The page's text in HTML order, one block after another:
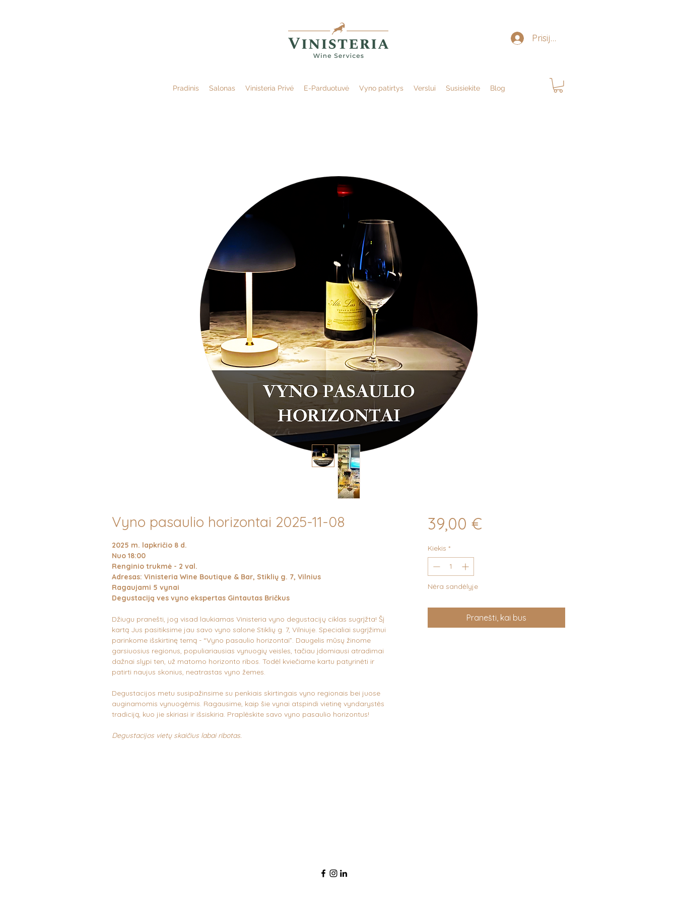
Pradinis Salonas Vinisteria Privé E-Parduotuvė Vyno patirtys Verslui Susisiekite Blog
Prisijungti
Vyno pasaulio horizontai 2025-11-08
2025 m. lapkričio 8 d.
Nuo 18:00
Renginio trukmė - 2 val.
Adresas: Vinisteria Wine Boutique & Bar, Stiklių g. 7, Vilnius
Ragaujami 5 vynai
Degustaciją ves vyno ekspertas Gintautas Bričkus
Džiugu pranešti, jog visad laukiamas Vinisteria vyno degustacijų ciklas sugrįžta! Šį
kartą Jus pasitiksime jau savo vyno salone Stiklių g. 7, Vilniuje. Specialiai sugrįžimui
parinkome išskirtinę temą - “Vyno pasaulio horizontai”. Daugelis mūsų žinome
garsiuosius regionus, populiariausias vynuogių veisles, tačiau įdomiausi atradimai
dažnai slypi ten, už matomo horizonto ribos. Todėl kviečiame kartu patyrinėti ir
patirti naujus skonius, neatrastas vyno žemes.
Degustacijos metu susipažinsime su penkiais skirtingais vyno regionais bei juose
auginamomis vynuogėmis. Ragausime, kaip šie vynai atspindi vietinę vyndarystės
tradiciją, kuo jie skiriasi ir išsiskiria. Praplėskite savo vyno pasaulio horizontus!
Degustacijos vietų skaičius labai ribotas.
39,00 €Price
Kiekis *
Nėra sandėlyje
Pranešti, kai bus